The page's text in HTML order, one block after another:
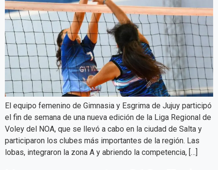
El equipo femenino de Gimnasia y Esgrima de Jujuy participó
el fin de semana de una nueva edición de la Liga Regional de
Voley del NOA, que se llevó a cabo en la ciudad de Salta y
participaron los clubes más importantes de la región. Las
lobas, integraron la zona A y abriendo la competencia, […]